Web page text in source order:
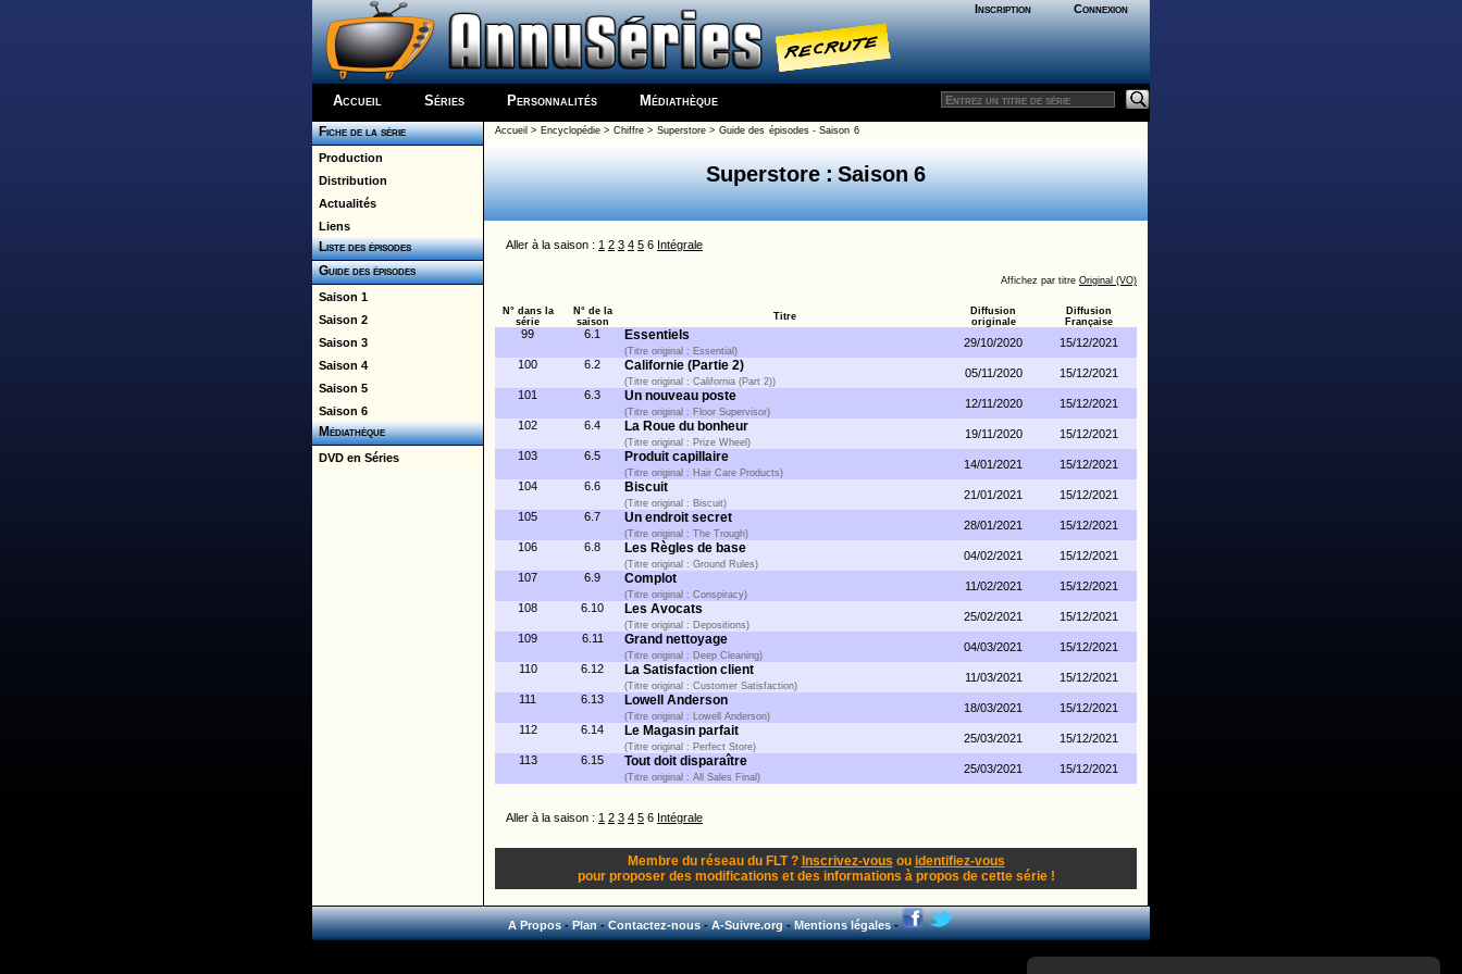
Inscription Connexion
Accueil Séries Personnalités Médiathèque
Fiche de la série
Production
Distribution
Actualités
Liens
Liste des épisodes
Guide des épisodes
Saison 1
Saison 2
Saison 3
Saison 4
Saison 5
Saison 6
Médiathèque
DVD en Séries
Accueil > Encyclopédie> Chiffre> Superstore> Guide des épisodes - Saison 6
Superstore : Saison 6
Aller à la saison : 1 2 3 4 5 6 Intégrale
Affichez par titre Original (VO)
N° dans la
série
N° de la
saison
Titre
Diffusion
originale
Diffusion
Française
99 6.1 Essentiels
(Titre original : Essential)
29/10/2020
15/12/2021
100
6.2 Californie (Partie 2)
(Titre original : California (Part 2))
05/11/2020
15/12/2021
101
6.3 Un nouveau poste
(Titre original : Floor Supervisor)
12/11/2020
15/12/2021
102
6.4 La Roue du bonheur
(Titre original : Prize Wheel)
19/11/2020
15/12/2021
103
6.5 Produit capillaire
(Titre original : Hair Care Products)
14/01/2021
15/12/2021
104
6.6 Biscuit
(Titre original : Biscuit)
21/01/2021
15/12/2021
105
6.7 Un endroit secret
(Titre original : The Trough)
28/01/2021
15/12/2021
106
6.8 Les Règles de base
(Titre original : Ground Rules)
04/02/2021
15/12/2021
107
6.9 Complot
(Titre original : Conspiracy)
11/02/2021
15/12/2021
108
6.10 Les Avocats
(Titre original : Depositions)
25/02/2021
15/12/2021
109
6.11 Grand nettoyage
(Titre original : Deep Cleaning)
04/03/2021
15/12/2021
110
6.12 La Satisfaction client
(Titre original : Customer Satisfaction)
11/03/2021
15/12/2021
111
6.13 Lowell Anderson
(Titre original : Lowell Anderson)
18/03/2021
15/12/2021
112
6.14 Le Magasin parfait
(Titre original : Perfect Store)
25/03/2021
15/12/2021
113
6.15 Tout doit disparaître
(Titre original : All Sales Final)
25/03/2021 15/12/2021
Aller à la saison : 1 2 3 4 5 6 Intégrale
Membre du réseau du FLT ? Inscrivez-vous ou identifiez-vous
pour proposer des modifications et des informations à propos de cette série !
A Propos-Plan-Contactez-nous-A-Suivre.org-Mentions légales-